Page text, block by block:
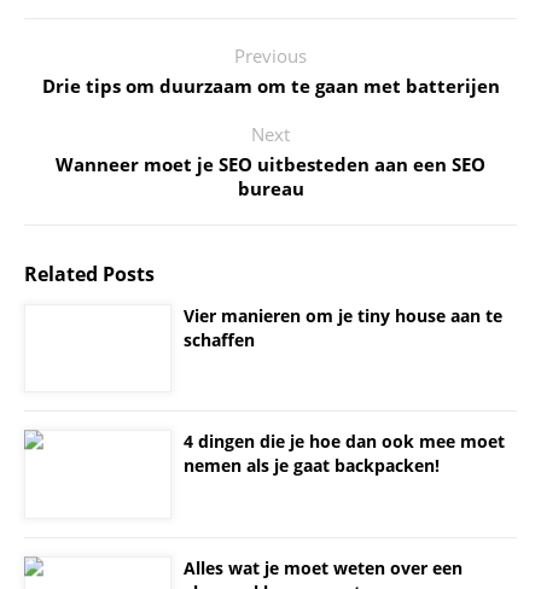
Previous
Drie tips om duurzaam om te gaan met batterijen
Next
Wanneer moet je SEO uitbesteden aan een SEO
bureau
Related Posts
Vier manieren om je tiny house aan te
schaffen
4 dingen die je hoe dan ook mee moet
nemen als je gaat backpacken!
Alles wat je moet weten over een